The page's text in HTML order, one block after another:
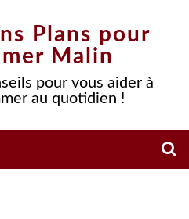
Plans pour
Malin
pour vous aider à
au quotidien !